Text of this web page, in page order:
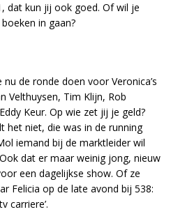
dat kun jij ook goed. Of wil je
in gaan?
de ronde doen voor Veronica’s
Velthuysen, Tim Klijn, Rob
Keur. Op wie zet jij je geld?
het niet, die was in de running
iemand bij de marktleider wil
dat er maar weinig jong, nieuw
een dagelijkse show. Of ze
Felicia op de late avond bij 538:
carriere’.